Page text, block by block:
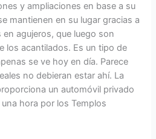
y ampliaciones en base a su
mantienen en su lugar gracias a
agujeros, que luego son
los acantilados. Es un tipo de
se ve hoy en día. Parece
no debieran estar ahí. La
un automóvil privado
hora por los Templos